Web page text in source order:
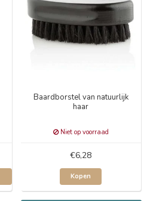
Baardborstel van natuurlijk
haar
Niet op voorraad
€6,28
Kopen